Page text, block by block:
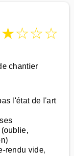
★☆☆☆
chantier
l'état de l'art
rendu vide,